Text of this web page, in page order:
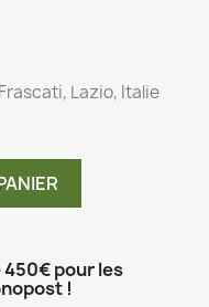
Lazio, Italie
pour les
!